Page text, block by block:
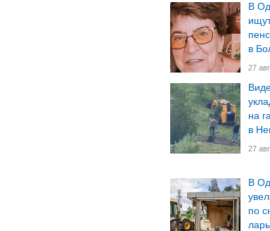
В
в
27
на
в
27
В
по